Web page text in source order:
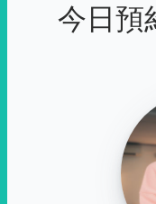
今日預